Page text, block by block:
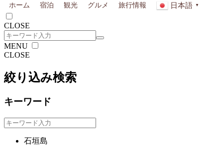
ホーム 宿泊 観光 グルメ 旅行情報 日本語 ▼
CLOSE
MENU
CLOSE
絞り込み検索
キーワード
石垣島